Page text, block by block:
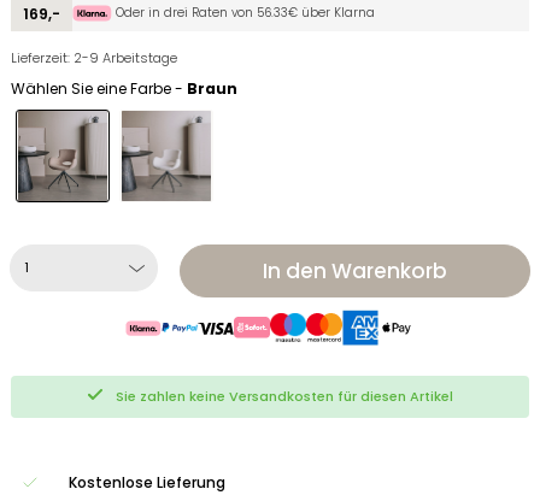
169,- Oder in drei Raten von 56.33€ über Klarna
Lieferzeit: 2-9 Arbeitstage
Wählen Sie eine Farbe - Braun
In den Warenkorb
Sie zahlen keine Versandkosten für diesen Artikel
Kostenlose Lieferung